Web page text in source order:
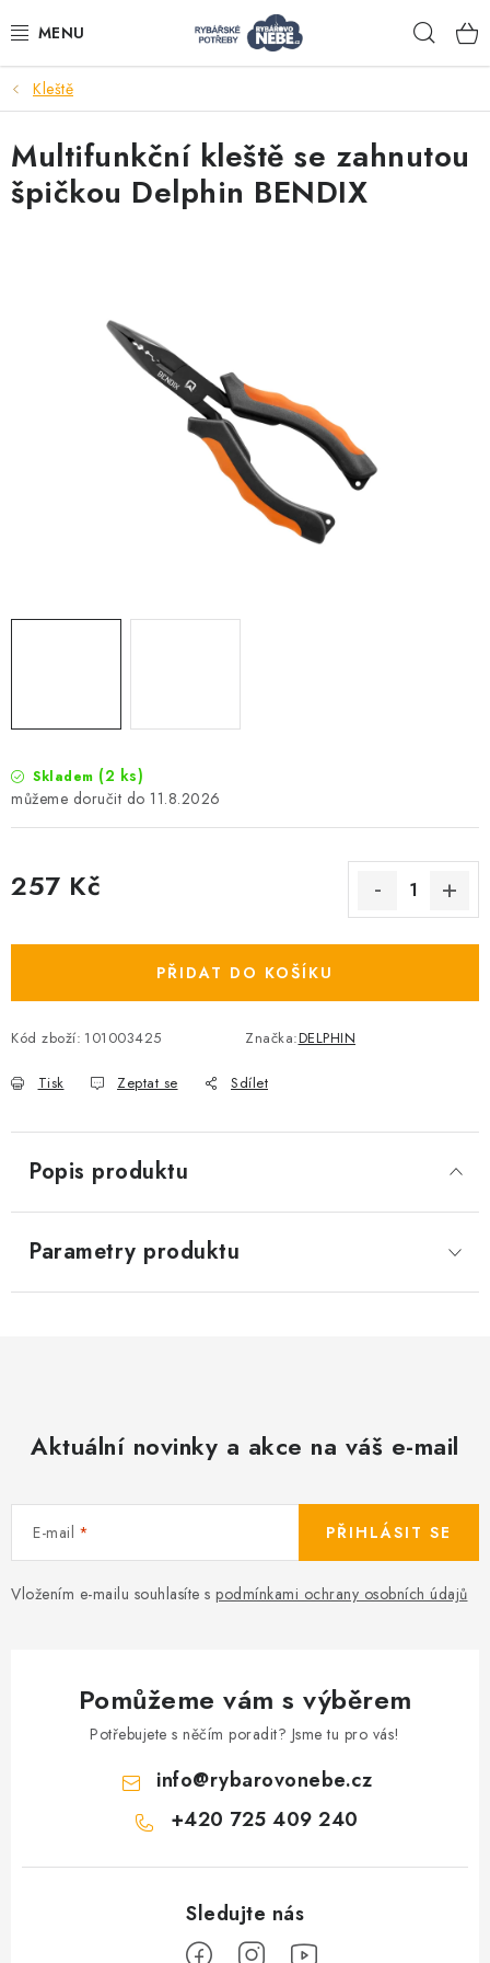
na
Akce
Navijáky
Nástrahy a krmení
Lov s lodí
Kleště
Skladem (2 ks)
11.8.2026
257 Kč
PŘIDAT DO KOŠÍKU
Kód zboží: 101003425 Značka:DELPHIN
Tisk Zeptat se Sdílet
Multifunkční kleště se zahnutou
špičkou Delphin BENDIX
Popis produktu
Parametry produktu
Aktuální novinky a akce na váš e-mail
E-mail
Vložením e-mailu souhlasíte s podmínkami ochrany osobních údajů
PŘIHLÁSIT SE
Pomůžeme vám s výběrem
Potřebujete s něčím poradit? Jsme tu pro vás!
info@rybarovonebe.cz
+420 725 409 240